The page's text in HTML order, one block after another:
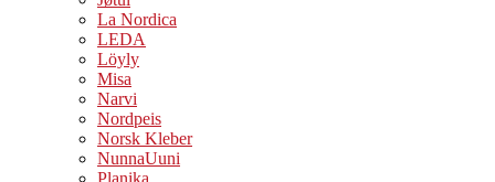
La Nordica
LEDA
Löyly
Misa
Narvi
Nordpeis
Norsk Kleber
NunnaUuni
Planika